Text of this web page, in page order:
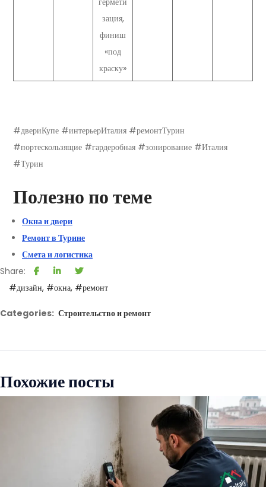
зация,
финиш
«под
краску»
#двериКупе #интерьерИталия #ремонтТурин
#портескользящие #гардеробная #зонирование #Италия
#Турин
Полезно по теме
Окна и двери
Ремонт в Турине
Смета и логистика
Share:
#дизайн #окна #ремонт
Categories: Строительство и ремонт
Похожие посты